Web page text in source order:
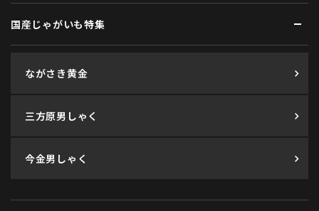
国産じゃがいも特集
ながさき黄金
三方原男しゃく
今金男しゃく